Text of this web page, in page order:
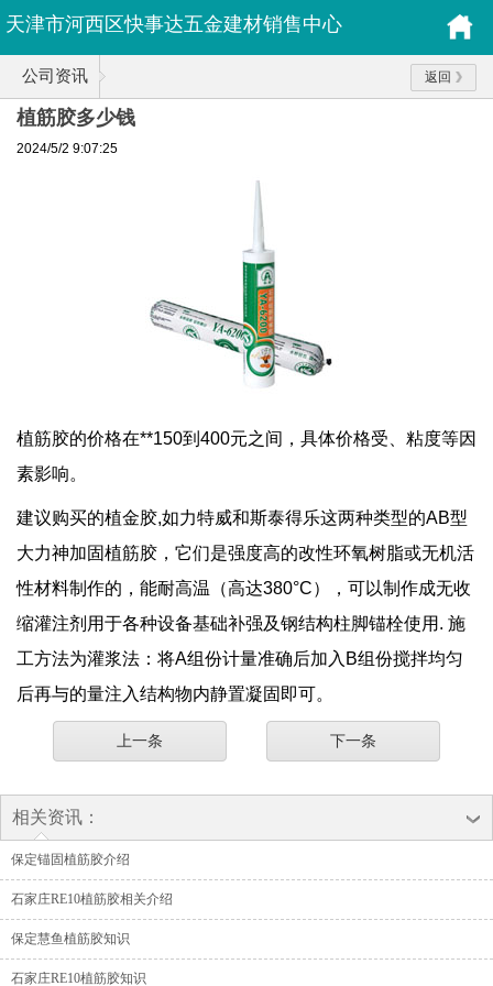
天津市河西区快事达五金建材销售中心
公司资讯 返回
植筋胶多少钱
2024/5/2 9:07:25
植筋胶的价格在**150到400元之间，具体价格受、粘度等因
素影响。
建议购买的植金胶,如力特威和斯泰得乐这两种类型的AB型
大力神加固植筋胶，它们是强度高的改性环氧树脂或无机活
性材料制作的，能耐高温（高达380°C），可以制作成无收
缩灌注剂用于各种设备基础补强及钢结构柱脚锚栓使用. 施
工方法为灌浆法：将A组份计量准确后加入B组份搅拌均匀
后再与的量注入结构物内静置凝固即可。
上一条 下一条
相关资讯：
保定锚固植筋胶介绍
石家庄RE10植筋胶相关介绍
保定慧鱼植筋胶知识
石家庄RE10植筋胶知识